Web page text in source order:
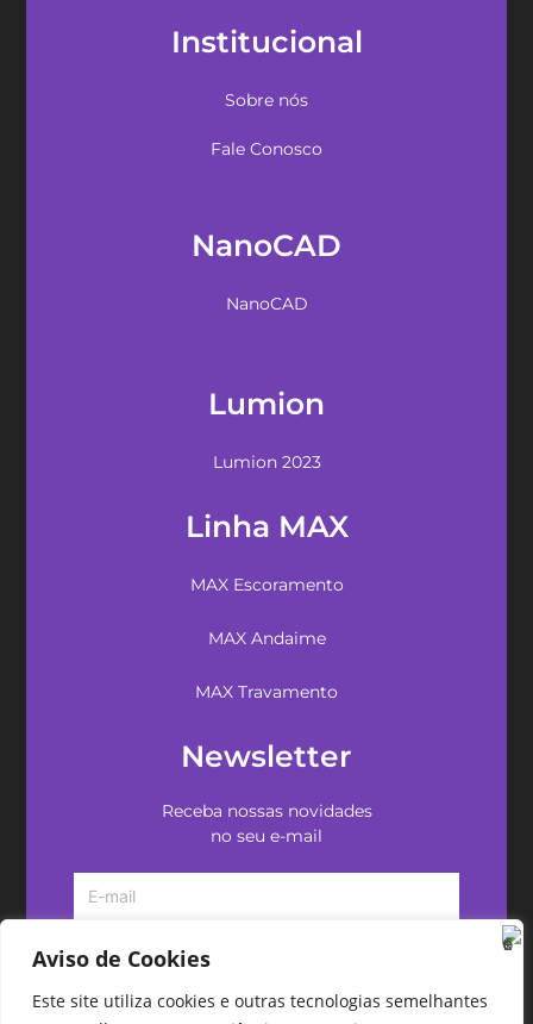
Aviso de Cookies
Este site utiliza cookies e outras tecnologias semelhantes
Institucional
Sobre nós
Fale Conosco
NanoCAD
NanoCAD
Lumion
Lumion 2023
Linha MAX
MAX Escoramento
MAX Andaime
MAX Travamento
Newsletter
Receba nossas novidades
no seu e-mail